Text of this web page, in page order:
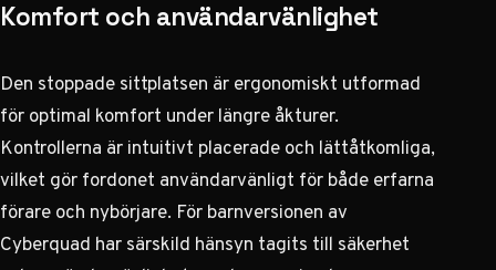
Komfort och användarvänlighet
Den stoppade sittplatsen är ergonomiskt utformad
för optimal komfort under längre åkturer.
Kontrollerna är intuitivt placerade och lättåtkomliga,
vilket gör fordonet användarvänligt för både erfarna
förare och nybörjare. För barnversionen av
Cyberquad har särskild hänsyn tagits till säkerhet